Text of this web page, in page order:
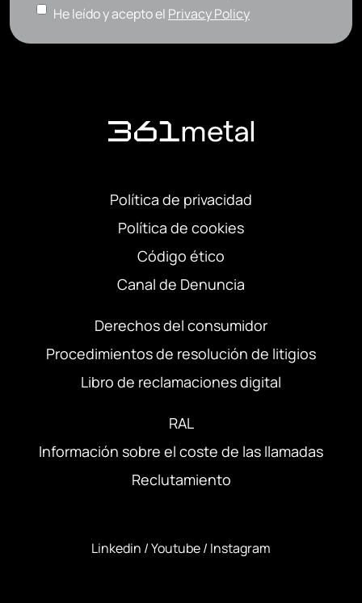
He leído y acepto el Privacy Policy
Política de privacidad
Política de cookies
Código ético
Canal de Denuncia
Derechos del consumidor
Procedimientos de resolución de litigios
Libro de reclamaciones digital
RAL
Información sobre el coste de las llamadas
Reclutamiento
Linkedin /Youtube/ Instagram